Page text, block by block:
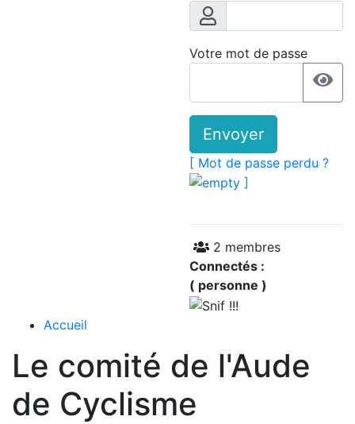
Votre mot de passe
Envoyer
[ Mot de passe perdu ?
]
2 membres
Connectés :
( personne )
Accueil
Le comité de l'Aude
de Cyclisme